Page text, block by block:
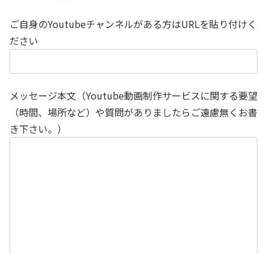
ご自身のYoutubeチャンネルがある方はURLを貼り付けく
ださい
メッセージ本文（Youtube動画制作サービスに関する要望
（時間、場所など）や質問がありましたらご遠慮無くお書
き下さい。）